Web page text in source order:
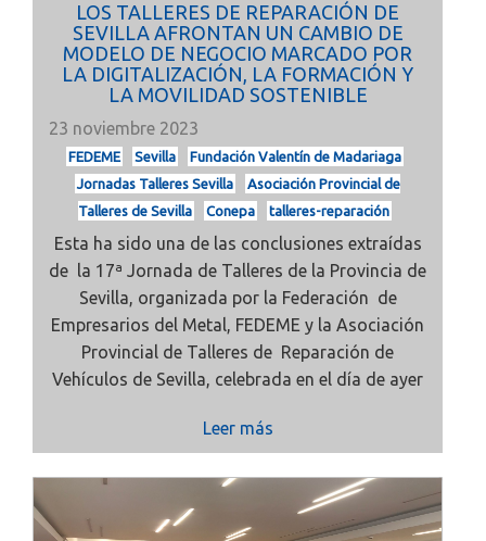
LOS TALLERES DE REPARACIÓN DE
SEVILLA AFRONTAN UN CAMBIO DE
MODELO DE NEGOCIO MARCADO POR
LA DIGITALIZACIÓN, LA FORMACIÓN Y
LA MOVILIDAD SOSTENIBLE
23 noviembre 2023
FEDEME Sevilla
Fundación Valentín de Madariaga
Jornadas Talleres Sevilla
Asociación Provincial de
Talleres de Sevilla
Conepa talleres-reparación
Esta ha sido una de las conclusiones extraídas
de la 17ª Jornada de Talleres de la Provincia de
Sevilla, organizada por la Federación de
Empresarios del Metal, FEDEME y la Asociación
Provincial de Talleres de Reparación de
Vehículos de Sevilla, celebrada en el día de ayer
Leer más